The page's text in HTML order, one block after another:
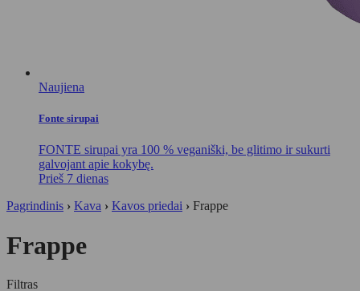
Naujiena
Fonte sirupai
FONTE sirupai yra 100 % veganiški, be glitimo ir sukurti
galvojant apie kokybę.
Prieš 7 dienas
Pagrindinis › Kava › Kavos priedai › Frappe
Frappe
Filtras